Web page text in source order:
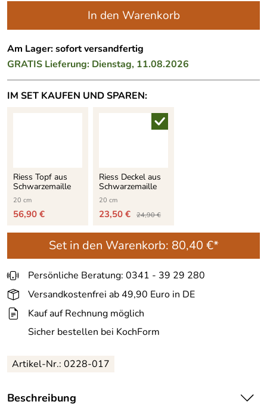
In den Warenkorb
Am Lager: sofort versandfertig
GRATIS Lieferung: Dienstag, 11.08.2026
IM SET KAUFEN UND SPAREN:
Riess Topf aus
Schwarzemaille
20 cm
56,90 €
Riess Deckel aus
Schwarzemaille
20 cm
23,50 € 24,90 €
Set in den Warenkorb: 80,40 €*
Persönliche Beratung: 0341 - 39 29 280
Versandkostenfrei ab 49,90 Euro in DE
Kauf auf Rechnung möglich
Sicher bestellen bei KochForm
Artikel-Nr.: 0228-017
Beschreibung